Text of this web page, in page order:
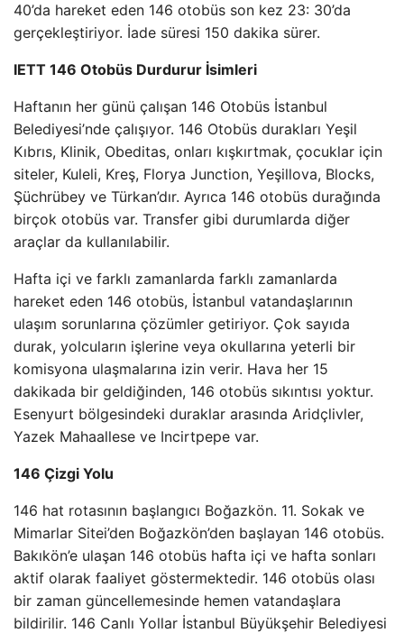
40’da hareket eden 146 otobüs son kez 23: 30’da
gerçekleştiriyor. İade süresi 150 dakika sürer.
IETT 146 Otobüs Durdurur İsimleri
Haftanın her günü çalışan 146 Otobüs İstanbul
Belediyesi’nde çalışıyor. 146 Otobüs durakları Yeşil
Kıbrıs, Klinik, Obeditas, onları kışkırtmak, çocuklar için
siteler, Kuleli, Kreş, Florya Junction, Yeşillova, Blocks,
Şüchrübey ve Türkan’dır. Ayrıca 146 otobüs durağında
birçok otobüs var. Transfer gibi durumlarda diğer
araçlar da kullanılabilir.
Hafta içi ve farklı zamanlarda farklı zamanlarda
hareket eden 146 otobüs, İstanbul vatandaşlarının
ulaşım sorunlarına çözümler getiriyor. Çok sayıda
durak, yolcuların işlerine veya okullarına yeterli bir
komisyona ulaşmalarına izin verir. Hava her 15
dakikada bir geldiğinden, 146 otobüs sıkıntısı yoktur.
Esenyurt bölgesindeki duraklar arasında Aridçlivler,
Yazek Mahaallese ve Incirtpepe var.
146 Çizgi Yolu
146 hat rotasının başlangıcı Boğazkön. 11. Sokak ve
Mimarlar Sitei’den Boğazkön’den başlayan 146 otobüs.
Bakıkön’e ulaşan 146 otobüs hafta içi ve hafta sonları
aktif olarak faaliyet göstermektedir. 146 otobüs olası
bir zaman güncellemesinde hemen vatandaşlara
bildirilir. 146 Canlı Yollar İstanbul Büyükşehir Belediyesi